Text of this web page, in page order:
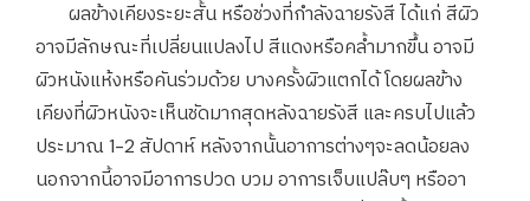
ผลข้างเคียงระยะสั้น หรือช่วงที่กำลังฉายรังสี ได้แก่ สีผิว
อาจมีลักษณะที่เปลี่ยนแปลงไป สีแดงหรือคล้ำมากขึ้น อาจมี
ผิวหนังแห้งหรือคันร่วมด้วย บางครั้งผิวแตกได้ โดยผลข้าง
เคียงที่ผิวหนังจะเห็นชัดมากสุดหลังฉายรังสี และครบไปแล้ว
ประมาณ 1-2 สัปดาห์ หลังจากนั้นอาการต่างๆจะลดน้อยลง
นอกจากนี้อาจมีอาการปวด บวม อาการเจ็บแปล๊บๆ หรืออา